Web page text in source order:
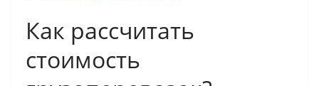
Как рассчитать
стоимость